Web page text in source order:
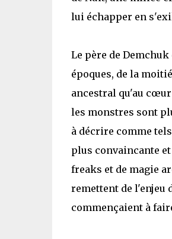
lui échapper en
Le père de
époques, de la
ancestral qu'au
les monstres sont
à décrire comme
plus convaincante
freaks et de magie
remettent de l'enjeu
commençaient à